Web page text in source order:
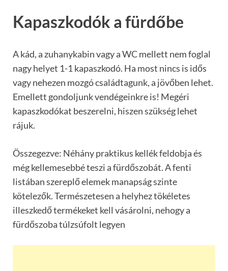
Kapaszkodók a fürdőbe
A kád, a zuhanykabin vagy a WC mellett nem foglal
nagy helyet 1-1 kapaszkodó. Ha most nincs is idős
vagy nehezen mozgó családtagunk, a jövőben lehet.
Emellett gondoljunk vendégeinkre is! Megéri
kapaszkodókat beszerelni, hiszen szükség lehet
rájuk.
Összegezve: Néhány praktikus kellék feldobja és
még kellemesebbé teszi a fürdőszobát. A fenti
listában szereplő elemek manapság szinte
kötelezők. Természetesen a helyhez tökéletes
illeszkedő termékeket kell vásárolni, nehogy a
fürdőszoba túlzsúfolt legyen